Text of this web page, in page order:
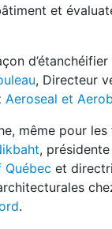
et
, Directeur
Aeroseal et
même pour
,
Québec et
.